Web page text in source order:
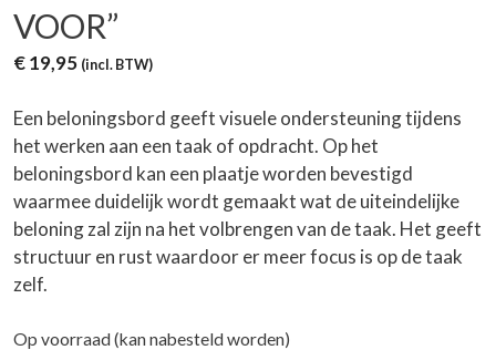
VOOR”
€19,95 (incl. BTW)
Een beloningsbord geeft visuele ondersteuning tijdens
het werken aan een taak of opdracht. Op het
beloningsbord kan een plaatje worden bevestigd
waarmee duidelijk wordt gemaakt wat de uiteindelijke
beloning zal zijn na het volbrengen van de taak. Het geeft
structuur en rust waardoor er meer focus is op de taak
zelf.
Op voorraad (kan nabesteld worden)